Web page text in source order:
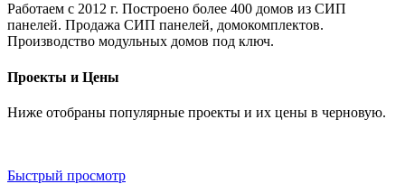
Работаем с 2012 г. Построено более 400 домов из СИП
панелей. Продажа СИП панелей, домокомплектов.
Производство модульных домов под ключ.
Проекты и Цены
Ниже отобраны популярные проекты и их цены в черновую.
Быстрый просмотр